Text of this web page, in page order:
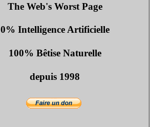
The Web's Worst Page
0% Intelligence Artificielle
100% Bêtise Naturelle
depuis 1998